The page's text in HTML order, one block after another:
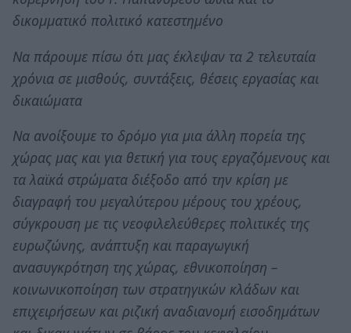
δικομματικό πολιτικό κατεστημένο
Να πάρουμε πίσω ότι μας έκλεψαν τα 2 τελευταία
χρόνια σε μισθούς, συντάξεις, θέσεις εργασίας και
δικαιώματα
Να ανοίξουμε το δρόμο για μια άλλη πορεία της
χώρας μας και για θετική για τους εργαζόμενους και
τα λαϊκά στρώματα διέξοδο από την κρίση με
διαγραφή του μεγαλύτερου μέρους του χρέους,
σύγκρουση με τις νεοφιλελεύθερες πολιτικές της
ευρωζώνης, ανάπτυξη και παραγωγική
ανασυγκρότηση της χώρας, εθνικοποίηση –
κοινωνικοποίηση των στρατηγικών κλάδων και
επιχειρήσεων και ριζική αναδιανομή εισοδημάτων